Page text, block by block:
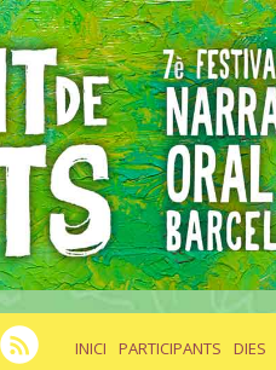
INICI PARTICIPANTS DIES